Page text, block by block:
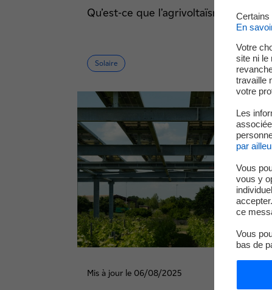
Qu’est-ce que l’agrivoltaïsme ?
Solaire
Mis à jour le 06/08/2025
Certains
En
Votre
site ni le
travaille
votre
Les
par
Vous
vous y
ce
Vous
bas de